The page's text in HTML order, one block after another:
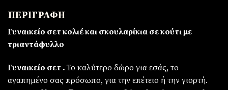
ΠΕΡΙΓΡΑΦΗ
Γυναικείο σετ κολιέ και σκουλαρίκια σε κούτι με
τριαντάφυλλο
Γυναικείο σετ . Το καλύτερο δώρο για εσάς, το
αγαπημένο σας πρόσωπο, για την επέτειο ή την γιορτή.